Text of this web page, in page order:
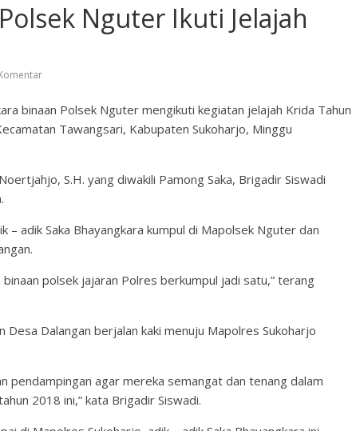
Nguter Ikuti Jelajah
binaan Polsek Nguter mengikuti kegiatan jelajah Krida Tahun
Tawangsari, Kabupaten Sukoharjo, Minggu
S.H. yang diwakili Pamong Saka, Brigadir Siswadi
– adik Saka Bhayangkara kumpul di Mapolsek Nguter dan
polsek jajaran Polres berkumpul jadi satu,” terang
Desa Dalangan berjalan kaki menuju Mapolres Sukoharjo
pendampingan agar mereka semangat dan tenang dalam
2018 ini,” kata Brigadir Siswadi.